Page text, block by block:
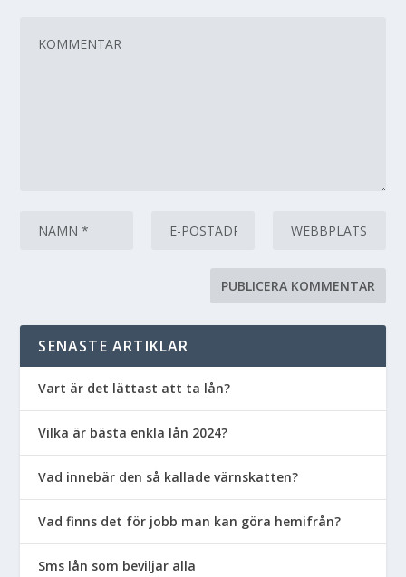
SENASTE ARTIKLAR
Vart är det lättast att ta lån?
Vilka är bästa enkla lån 2024?
Vad innebär den så kallade värnskatten?
Vad finns det för jobb man kan göra hemifrån?
Sms lån som beviljar alla